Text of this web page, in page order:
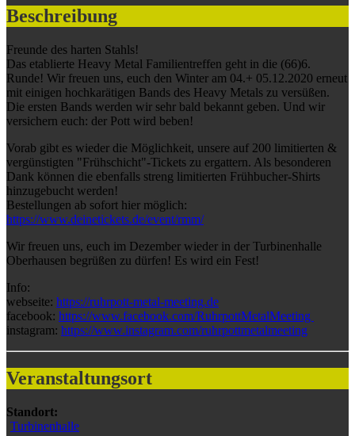
Beschreibung
Freunde des harten Stahls!
Das etablierte Heavy Metal Familientreffen geht in die (66)6.
Runde! Wir freuen uns, euch den Winter am 04.+ 05.12.2020 erneut
mit einigen hochkarätigen Bands des Heavy Metals zu versüßen.
Die ersten Bands werden wir sehr bald bekannt geben. Und wir
versichern euch: der Pott wird beben!
Vorab gibt es wieder die Möglichkeit, unsere auf 200 limitierten &
vergünstigten "Frühschicht"-Tickets zu ergattern. Als besonderen
Dank können die ebenfalls streng limitierten Frühbucher-Shirts
hinzugebucht werden!
Bestellungen ab sofort hier möglich:
https://www.deinetickets.de/event/rmm/
Wir freuen uns, euch im Dezember wieder in der Turbinenhalle
Oberhausen begrüßen zu dürfen! Es wird ein Fest!
Info:
webseite: https://ruhrpott-metal-meeting.de
facebook: https://www.facebook.com/RuhrpottMetalMeeting
instagram: https://www.instagram.com/ruhrpottmetalmeeting
Veranstaltungsort
Standort:
Turbinenhalle